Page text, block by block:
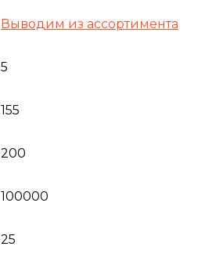
Выводим из ассортимента
5
155
200
100000
25